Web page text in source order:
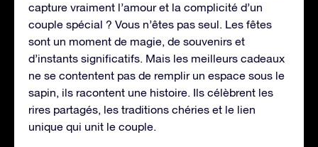
capture vraiment l’amour et la complicité d’un
couple spécial ? Vous n’êtes pas seul. Les fêtes
sont un moment de magie, de souvenirs et
d’instants significatifs. Mais les meilleurs cadeaux
ne se contentent pas de remplir un espace sous le
sapin, ils racontent une histoire. Ils célèbrent les
rires partagés, les traditions chéries et le lien
unique qui unit le couple.